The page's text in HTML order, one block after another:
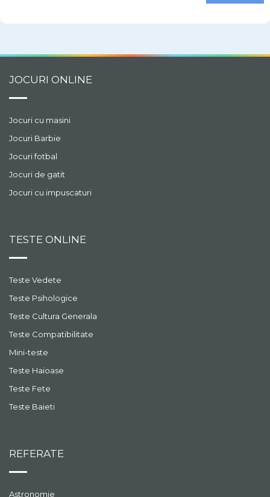
JOCURI ONLINE
Jocuri cu masini
Jocuri Barbie
Jocuri fotbal
Jocuri de gatit
Jocuri cu impuscaturi
TESTE ONLINE
Teste Vedete
Teste Psihologice
Teste Cultura Generala
Teste Compatibilitate
Mini-teste
Teste Haioase
Teste Fete
Teste Baieti
REFERATE
Astronomie